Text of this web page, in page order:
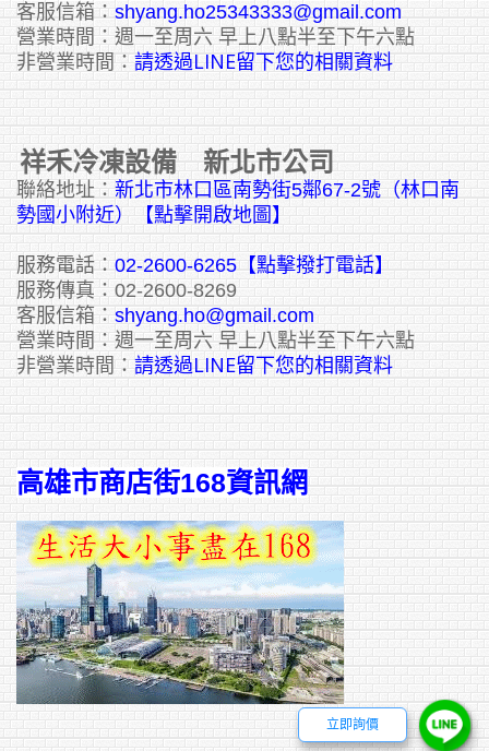
立即詢價
客服信箱： shyang.ho25343333@gmail.com
營業時間：週一至周六 早上八點半至下午六點
非營業時間： 請透過LINE留下您的相關資料
祥禾冷凍設備 新北市公司
聯絡地址： 新北市林口區南勢街5鄰67-2號（林口南
勢國小附近）【點擊開啟地圖】
服務電話： 02-2600-6265 【點擊撥打電話】
服務傳真：02-2600-8269
客服信箱： shyang.ho@gmail.com
營業時間：週一至周六 早上八點半至下午六點
非營業時間： 請透過LINE留下您的相關資料
高雄市商店街168資訊網